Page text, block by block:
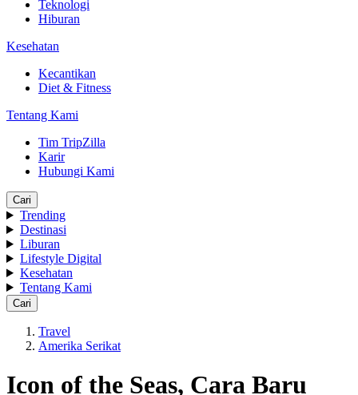
Teknologi
Hiburan
Kesehatan
Kecantikan
Diet & Fitness
Tentang Kami
Tim TripZilla
Karir
Hubungi Kami
Cari
Trending
Destinasi
Liburan
Lifestyle Digital
Kesehatan
Tentang Kami
Cari
Travel
Amerika Serikat
Icon of the Seas, Cara Baru